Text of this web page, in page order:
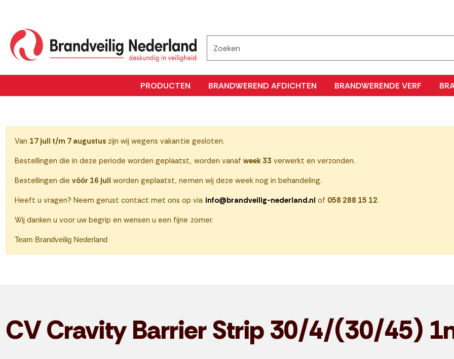
PRODUCTEN BRANDWEREND AFDICHTEN BRANDWERENDE VERF
Van 17 juli t/m 7 augustus zijn wij wegens vakantie gesloten.
Bestellingen die in deze periode worden geplaatst, worden vanaf week 33 verwerkt en verzonden.
Bestellingen dievóór 16 juli worden geplaatst, nemen wij deze week nog in behandeling.
Heeft u vragen? Neem gerust contact met ons op via info@brandveilig-nederland.nl of 058 288 15 12.
Wij danken u voor uw begrip en wensen u een fijne zomer.
Team Brandveilig Nederland
CV Cravity Barrier Strip 30/4/(30/45)